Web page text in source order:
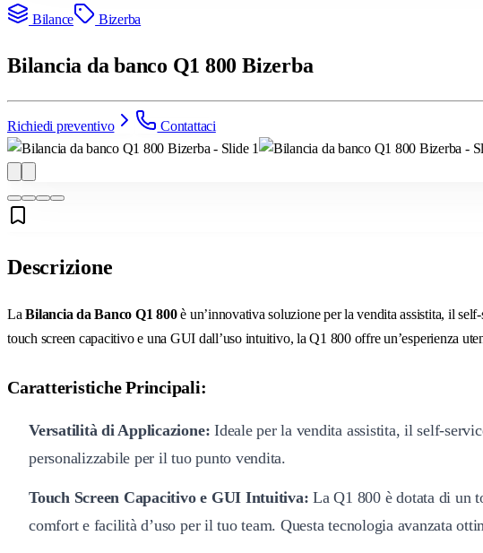
Bilance
Bizerba
Bilancia da banco Q1 800 Bizerba
Richiedi preventivo Contattaci
Descrizione
LaBilancia da Banco Q1 800è un’innovativa soluzione per la vendita assistita, il
touch screen capacitivo e una GUI dall’uso intuitivo, la Q1 800 offre un’esperienza
Caratteristiche Principali:
Versatilità di Applicazione: Ideale per la vendita assistita, il self-
personalizzabile per il tuo punto vendita.
Touch Screen Capacitivo e GUI Intuitiva: La Q1 800 è dotata di un
comfort e facilità d’uso per il tuo team. Questa tecnologia avanzata